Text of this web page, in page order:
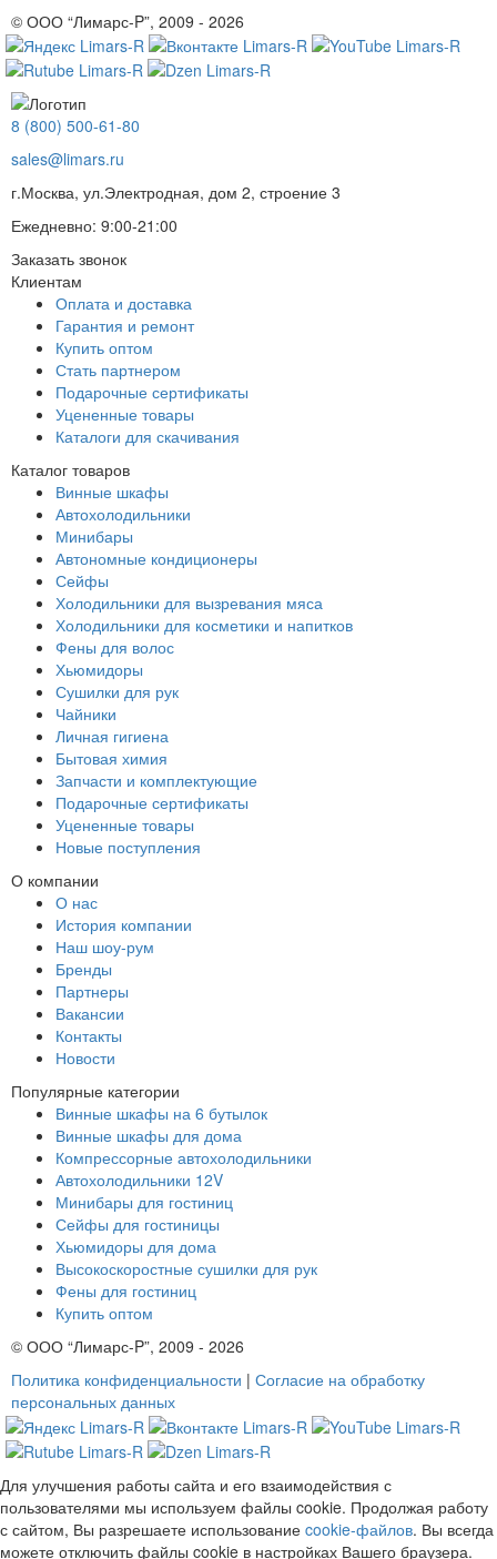
© ООО “Лимарс-P”, 2009 - 2026
8 (800) 500-61-80
sales@limars.ru
г.Москва, ул.Электродная, дом 2, строение 3
Ежедневно: 9:00-21:00
Заказать звонок
Клиентам
Оплата и доставка
Гарантия и ремонт
Купить оптом
Стать партнером
Подарочные сертификаты
Уцененные товары
Каталоги для скачивания
Каталог товаров
Винные шкафы
Автохолодильники
Минибары
Автономные кондиционеры
Сейфы
Холодильники для вызревания мяса
Холодильники для косметики и напитков
Фены для волос
Хьюмидоры
Сушилки для рук
Чайники
Личная гигиена
Бытовая химия
Запчасти и комплектующие
Подарочные сертификаты
Уцененные товары
Новые поступления
О компании
О нас
История компании
Наш шоу-рум
Бренды
Партнеры
Вакансии
Контакты
Новости
Популярные категории
Винные шкафы на 6 бутылок
Винные шкафы для дома
Компрессорные автохолодильники
Автохолодильники 12V
Минибары для гостиниц
Сейфы для гостиницы
Хьюмидоры для дома
Высокоскоростные сушилки для рук
Фены для гостиниц
Купить оптом
© ООО “Лимарс-P”, 2009 - 2026
Политика конфиденциальности | Согласие на обработку
персональных данных
Для улучшения работы сайта и его взаимодействия с
пользователями мы используем файлы cookie. Продолжая работу
с сайтом, Вы разрешаете использование cookie-файлов. Вы всегда
можете отключить файлы cookie в настройках Вашего браузера.